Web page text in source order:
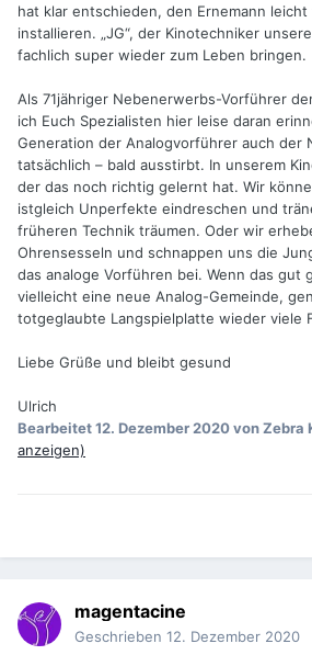
hat klar entschieden, den Ernemann
installieren. „JG“, der Kinotechniker
fachlich super wieder zum Leben bringen.
Als 71jähriger Nebenerwerbs-Vorführer
ich Euch Spezialisten hier leise daran
Generation der Analogvorführer auch der
tatsächlich – bald ausstirbt. In unserem
der das noch richtig gelernt hat. Wir
istgleich Unperfekte eindreschen und
früheren Technik träumen. Oder wir
Ohrensesseln und schnappen uns die
das analoge Vorführen bei. Wenn das gut
vielleicht eine neue Analog-Gemeinde,
totgeglaubte Langspielplatte wieder viele
Liebe Grüße und bleibt gesund
Ulrich
Bearbeitet12. Dezember 2020von Zebra
anzeigen)
magentacine
Geschrieben 12. Dezember 2020